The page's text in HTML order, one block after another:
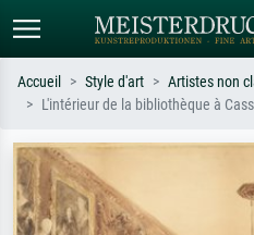
Recherchez par artiste, titre ou style –
ex. Monet, Nuit étoilée,
impressionnisme, vague de Hokusai,
nu.
Accueil Style d'art Artistes non
L'intérieur de la bibliothèque à